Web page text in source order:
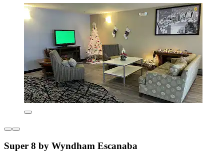
Super 8 by Wyndham Escanaba